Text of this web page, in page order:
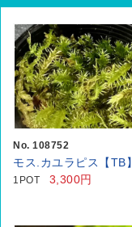
No. 108752
モス.カユラピス【TB】
1POT 3,300円